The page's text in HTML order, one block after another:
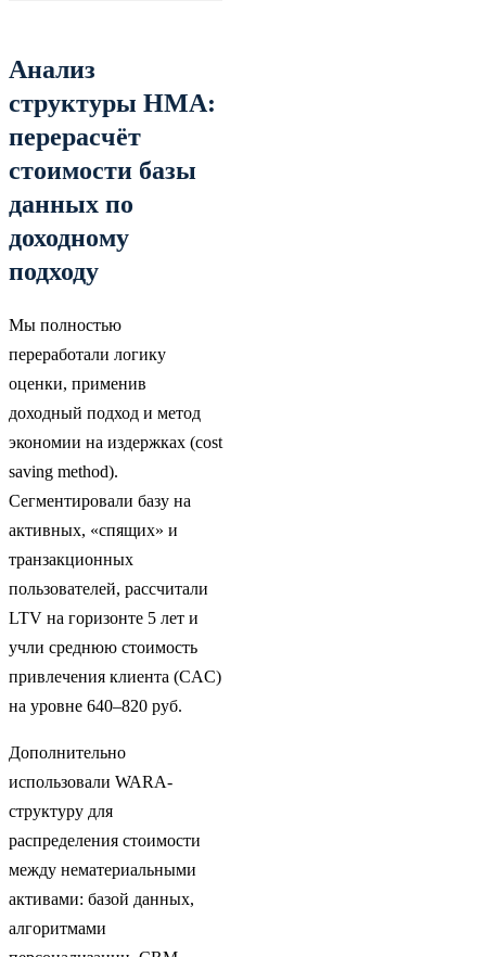
Анализ
структуры НМА:
перерасчёт
стоимости базы
данных по
доходному
подходу
Мы полностью
переработали логику
оценки, применив
доходный подход и метод
экономии на издержках (cost
saving method).
Сегментировали базу на
активных, «спящих» и
транзакционных
пользователей, рассчитали
LTV на горизонте 5 лет и
учли среднюю стоимость
привлечения клиента (CAC)
на уровне 640–820 руб.
Дополнительно
использовали WARA-
структуру для
распределения стоимости
между нематериальными
активами: базой данных,
алгоритмами